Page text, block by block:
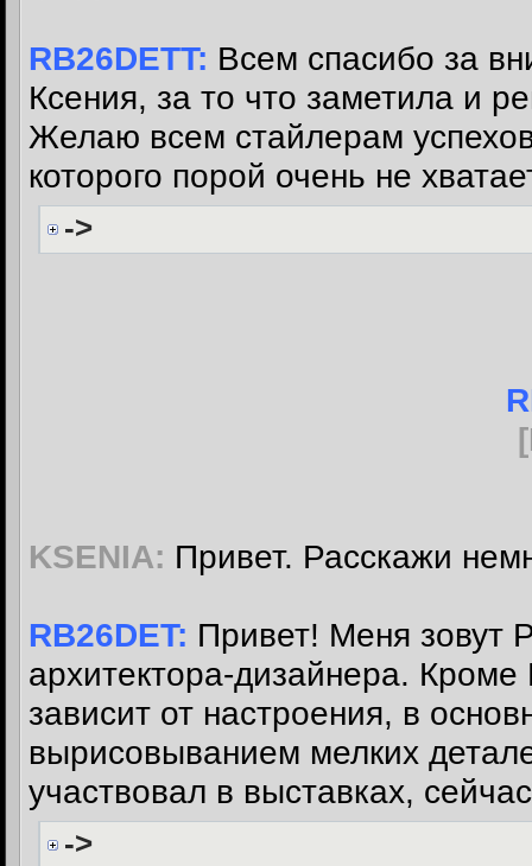
RB26DETT: Всем спасибо за
Ксения, за то что заметила и
Желаю всем стайлерам
которого порой очень не
->
KSENIA: Привет. Расскажи
RB26DET: Привет! Меня зовут
архитектора-дизайнера.
зависит от настроения, в
вырисовыванием мелких
участвовал в выставках,
->